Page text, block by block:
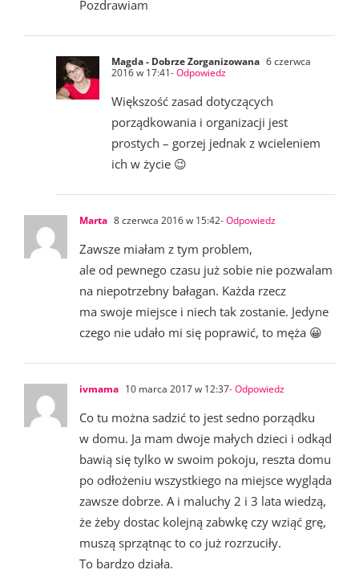
Pozdrawiam
Magda - Dobrze Zorganizowana 6 czerwca
2016 w 17:41- Odpowiedz
Większość zasad dotyczących
porządkowania i organizacji jest
prostych – gorzej jednak z wcieleniem
ich w życie 😉
Marta 8 czerwca 2016 w 15:42- Odpowiedz
Zawsze miałam z tym problem,
ale od pewnego czasu już sobie nie pozwalam
na niepotrzebny bałagan. Każda rzecz
ma swoje miejsce i niech tak zostanie. Jedyne
czego nie udało mi się poprawić, to męża 😀
ivmama 10 marca 2017 w 12:37- Odpowiedz
Co tu można sadzić to jest sedno porządku
w domu. Ja mam dwoje małych dzieci i odkąd
bawią się tylko w swoim pokoju, reszta domu
po odłożeniu wszystkiego na miejsce wygląda
zawsze dobrze. A i maluchy 2 i 3 lata wiedzą,
że żeby dostac kolejną zabwkę czy wziąć grę,
muszą sprzątnąc to co już rozrzuciły.
To bardzo działa.